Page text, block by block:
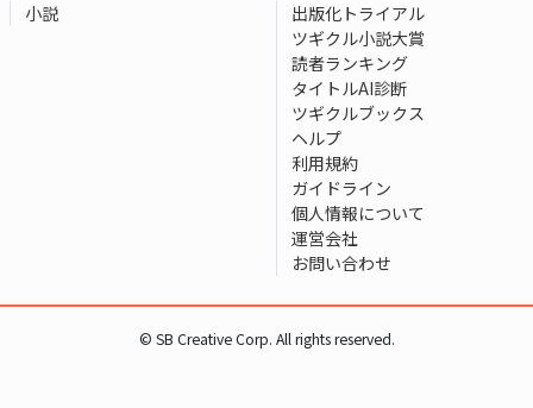
小説
出版化トライアル
ツギクル小説大賞
読者ランキング
タイトルAI診断
ツギクルブックス
ヘルプ
利用規約
ガイドライン
個人情報について
運営会社
お問い合わせ
© SB Creative Corp. All rights reserved.